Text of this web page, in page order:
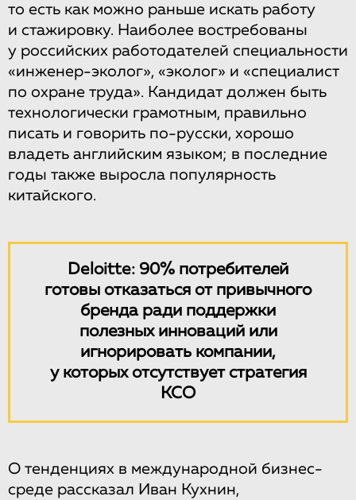
то есть как можно раньше искать работу
и стажировку. Наиболее востребованы
у российских работодателей специальности
«инженер-эколог», «эколог» и «специалист
по охране труда». Кандидат должен быть
технологически грамотным, правильно
писать и говорить по-русски, хорошо
владеть английским языком; в последние
годы также выросла популярность
китайского.
Deloitte: 90% потребителей
готовы отказаться от привычного
бренда ради поддержки
полезных инноваций или
игнорировать компании,
у которых отсутствует стратегия
КСО
О тенденциях в международной бизнес-
среде рассказал Иван Кухнин,